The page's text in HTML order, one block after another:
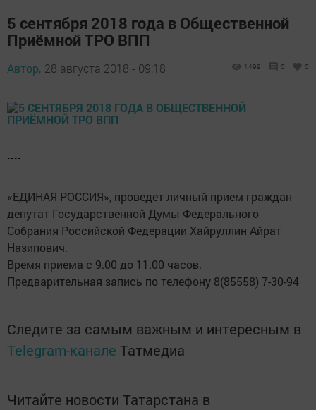
5 сентября 2018 года в Общественной
Приёмной ТРО ВПП
Автор, 28 августа 2018 - 09:18 1499 0 0
....
«ЕДИНАЯ РОССИЯ», проведет личный прием граждан
депутат Государственной Думы Федерального
Собрания Российской Федерации Хайруллин Айрат
Назипович.
Время приема с 9.00 до 11.00 часов.
Предварительная запись по телефону 8(85558) 7-30-94
Следите за самым важным и интересным в
Telegram-канале Татмедиа
Читайте новости Татарстана в